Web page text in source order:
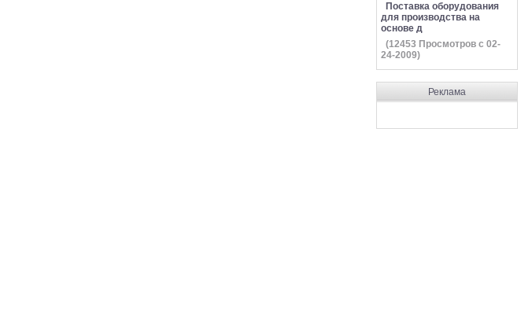
Поставка оборудования
для производства на
основе д
(12453 Просмотров с 02-
24-2009)
Реклама